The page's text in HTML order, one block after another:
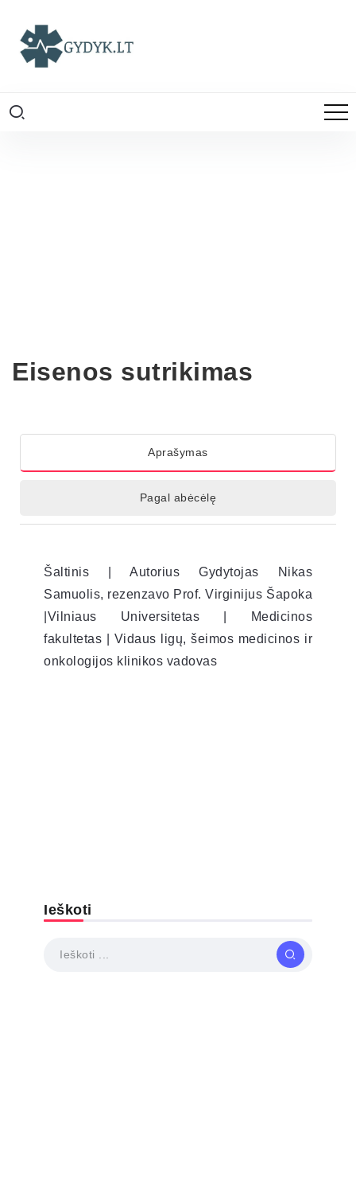
Eisenos sutrikimas
Aprašymas
Pagal abėcėlę
Šaltinis | Autorius Gydytojas Nikas
Samuolis, rezenzavo Prof. Virginijus Šapoka
|Vilniaus Universitetas | Medicinos
fakultetas | Vidaus ligų, šeimos medicinos ir
onkologijos klinikos vadovas
Ieškoti